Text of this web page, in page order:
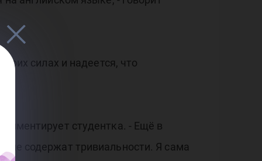
силах и надеется, что
студентка. - Ещё в
не содержат тривиальности. Я сама